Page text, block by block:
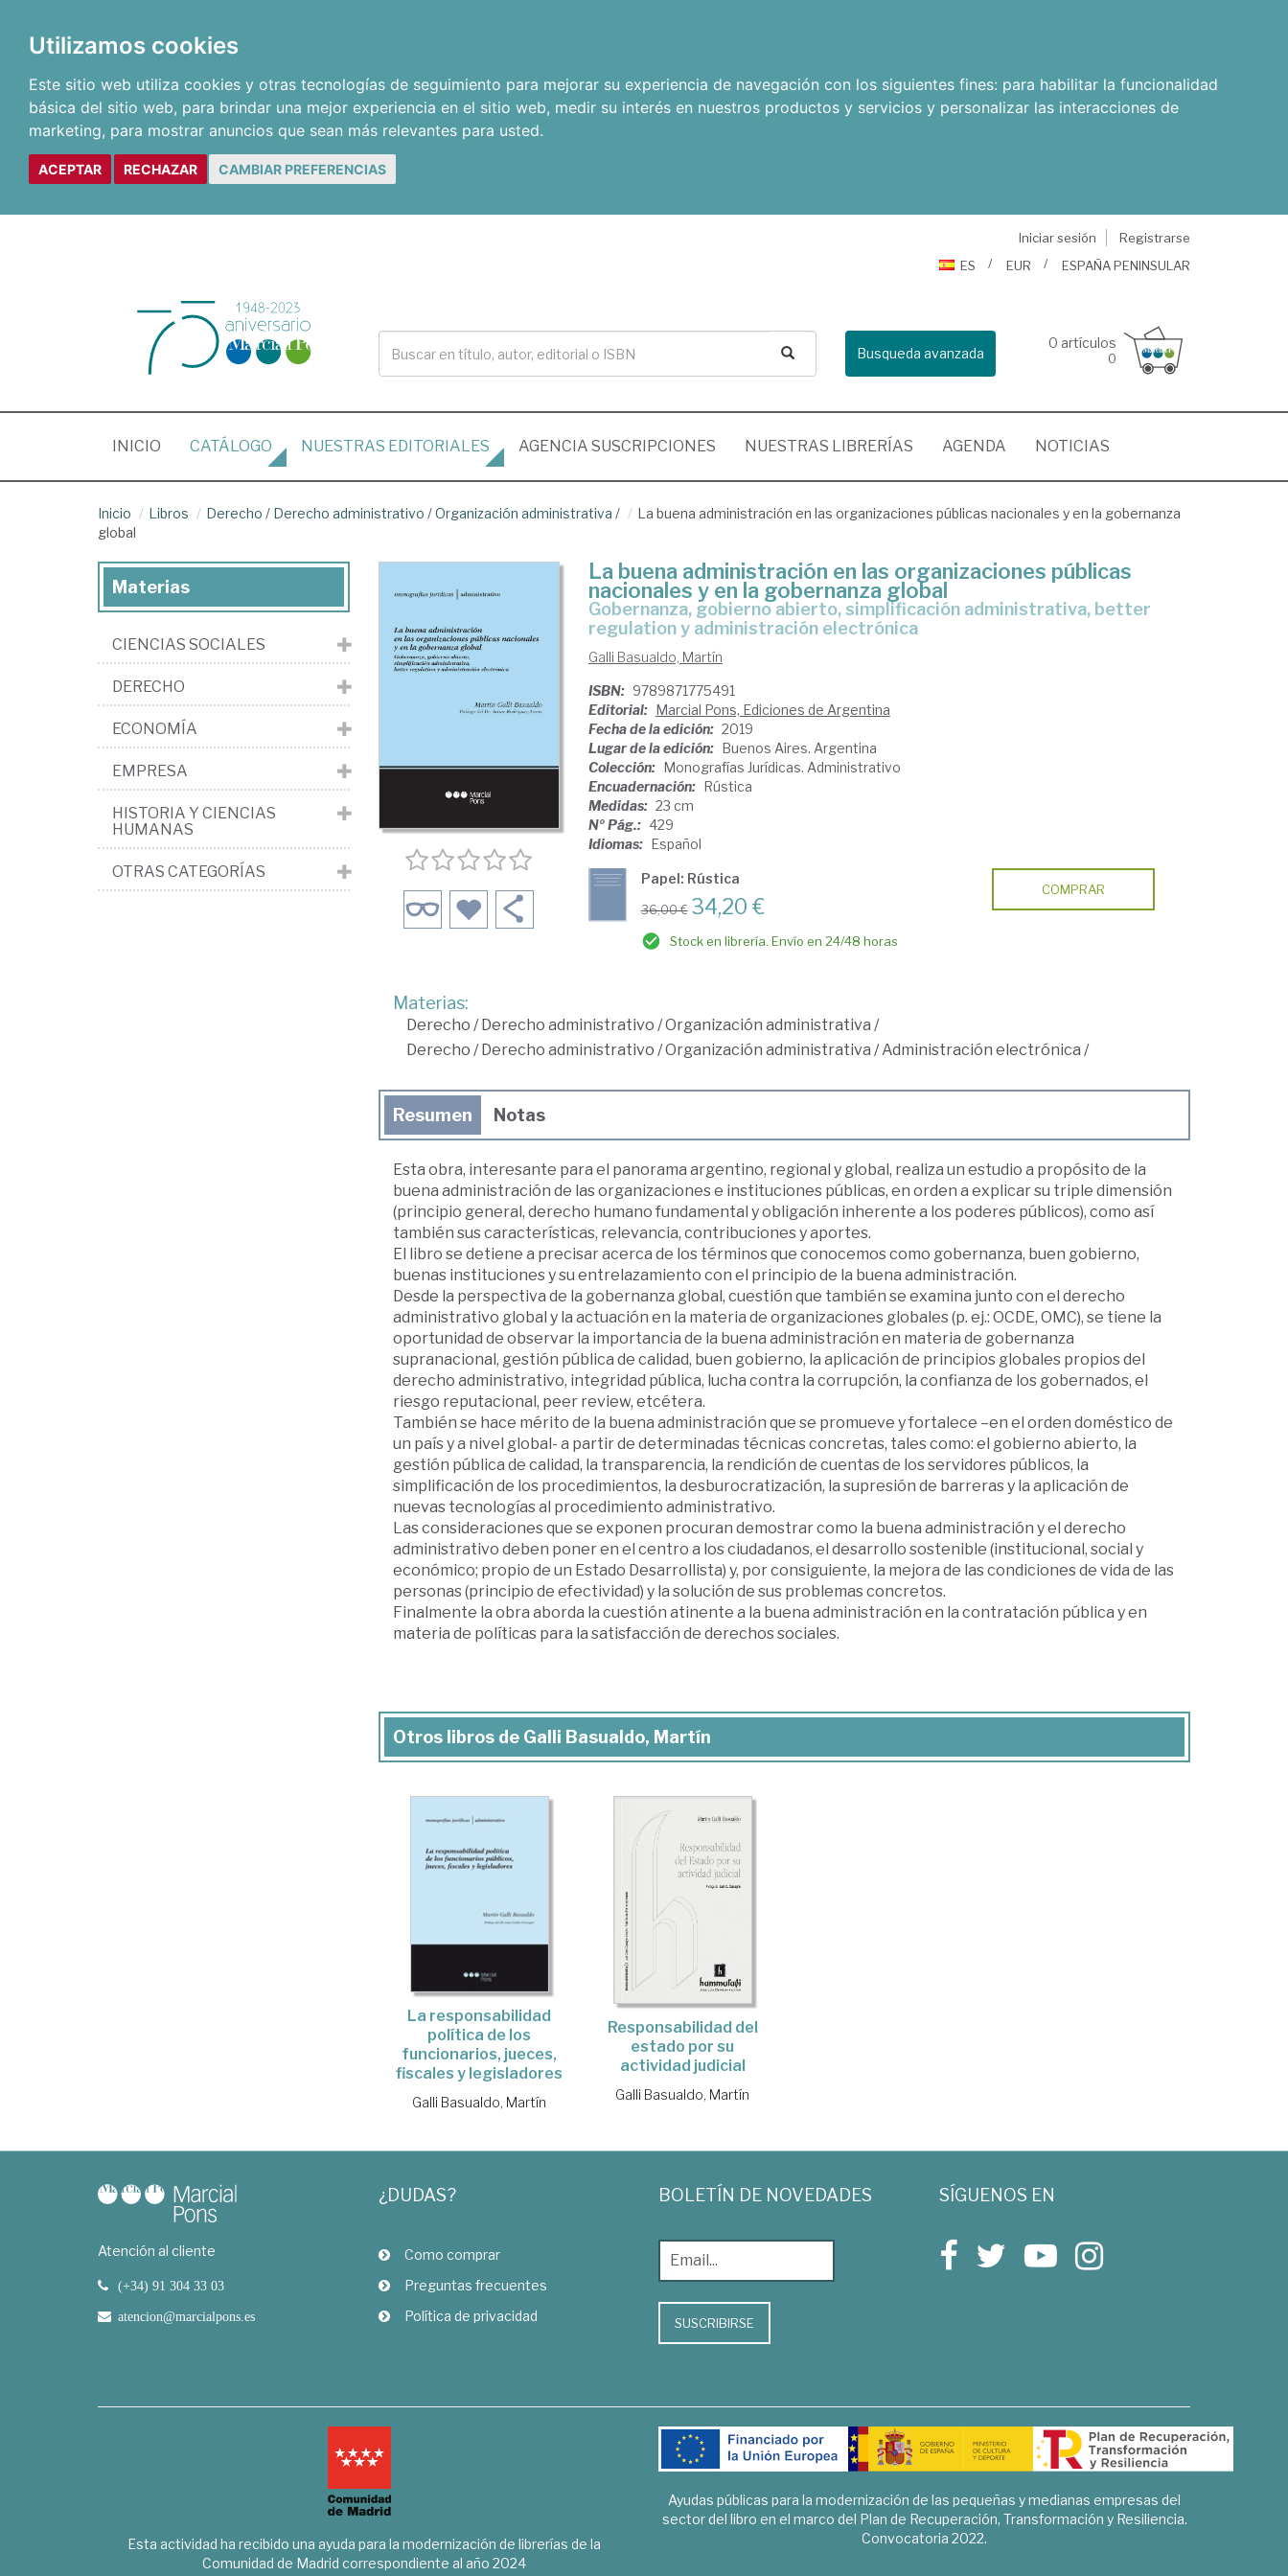
Utilizamos cookies
Este sitio web utiliza cookies y otras tecnologías de seguimiento para mejorar su experiencia de navegación con los siguientes fines: para habilitar la funcionalidad
básica del sitio web, para brindar una mejor experiencia en el sitio web, medir su interés en nuestros productos y servicios y personalizar las interacciones de
marketing, para mostrar anuncios que sean más relevantes para usted.
ACEPTAR RECHAZAR CAMBIAR PREFERENCIAS
Iniciar sesión
Registrarse
ES
EUR ESPAÑA PENINSULAR
Busqueda avanzada
0 artículos
0
INICIO (CURRENT)
CATÁLOGO NUESTRAS EDITORIALES AGENCIA SUSCRIPCIONES NUESTRAS LIBRERÍAS AGENDA NOTICIAS
Inicio Libros Derecho / Derecho administrativo /Organización administrativa /
La buena administración en las organizaciones públicas nacionales y en la gobernanza
global
La buena administración en las organizaciones públicas
nacionales y en la gobernanza global
gobernanza, gobierno abierto, simplificación administrativa, better
regulation y administración electrónica
Galli Basualdo, Martín
ISBN: 9789871775491
Editorial: Marcial Pons, Ediciones de Argentina
Fecha de la edición: 2019
Lugar de la edición: Buenos Aires. Argentina
Colección: Monografías Jurídicas. Administrativo
Encuadernación: Rústica
Medidas: 23 cm
Nº Pág.: 429
Idiomas: Español
Papel: Rústica
36,00 € 34,20 €
Stock en librería. Envío en 24/48 horas
COMPRAR
Materias:
Derecho /Derecho administrativo /Organización administrativa /
Derecho /Derecho administrativo /Organización administrativa /Administración electrónica /
Resumen Notas
Esta obra, interesante para el panorama argentino, regional y global, realiza un estudio a propósito de la
buena administración de las organizaciones e instituciones públicas, en orden a explicar su triple dimensión
(principio general, derecho humano fundamental y obligación inherente a los poderes públicos), como así
también sus características, relevancia, contribuciones y aportes.
El libro se detiene a precisar acerca de los términos que conocemos como gobernanza, buen gobierno,
buenas instituciones y su entrelazamiento con el principio de la buena administración.
Desde la perspectiva de la gobernanza global, cuestión que también se examina junto con el derecho
administrativo global y la actuación en la materia de organizaciones globales (p. ej.: OCDE, OMC), se tiene la
oportunidad de observar la importancia de la buena administración en materia de gobernanza
supranacional, gestión pública de calidad, buen gobierno, la aplicación de principios globales propios del
derecho administrativo, integridad pública, lucha contra la corrupción, la confianza de los gobernados, el
riesgo reputacional, peer review, etcétera.
También se hace mérito de la buena administración que se promueve y fortalece –en el orden doméstico de
un país y a nivel global- a partir de determinadas técnicas concretas, tales como: el gobierno abierto, la
gestión pública de calidad, la transparencia, la rendición de cuentas de los servidores públicos, la
simplificación de los procedimientos, la desburocratización, la supresión de barreras y la aplicación de
nuevas tecnologías al procedimiento administrativo.
Las consideraciones que se exponen procuran demostrar como la buena administración y el derecho
administrativo deben poner en el centro a los ciudadanos, el desarrollo sostenible (institucional, social y
económico; propio de un Estado Desarrollista) y, por consiguiente, la mejora de las condiciones de vida de las
personas (principio de efectividad) y la solución de sus problemas concretos.
Finalmente la obra aborda la cuestión atinente a la buena administración en la contratación pública y en
materia de políticas para la satisfacción de derechos sociales.
Otros libros de Galli Basualdo, Martín
La responsabilidad
política de los
funcionarios, jueces,
fiscales y legisladores
Galli Basualdo, Martín
Responsabilidad del
estado por su
actividad judicial
Galli Basualdo, Martín
Materias
CIENCIAS SOCIALES
DERECHO
ECONOMÍA
EMPRESA
HISTORIA Y CIENCIAS
HUMANAS
OTRAS CATEGORÍAS
Atención al cliente
(+34) 91 304 33 03
atencion@marcialpons.es
¿DUDAS?
Como comprar
Preguntas frecuentes
Política de privacidad
BOLETÍN DE NOVEDADES
SUSCRIBIRSE
SÍGUENOS EN
Esta actividad ha recibido una ayuda para la modernización de librerías de la
Comunidad de Madrid correspondiente al año 2024
Ayudas públicas para la modernización de las pequeñas y medianas empresas del
sector del libro en el marco del Plan de Recuperación, Transformación y Resiliencia.
Convocatoria 2022.